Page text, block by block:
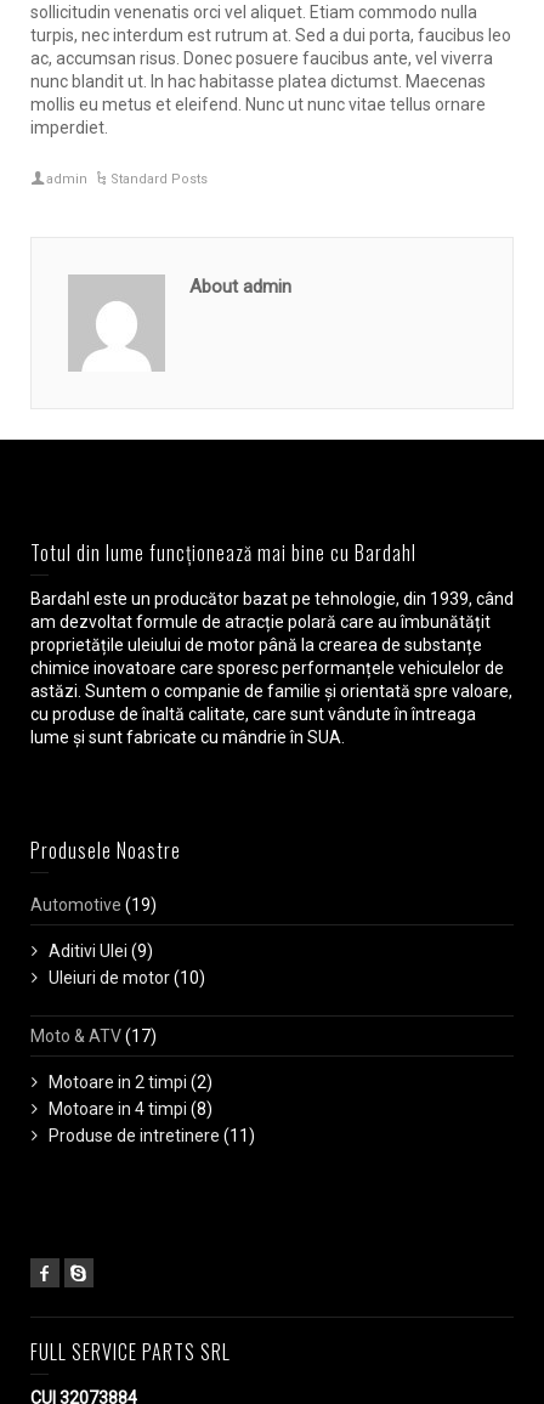
sollicitudin venenatis orci vel aliquet. Etiam commodo nulla
turpis, nec interdum est rutrum at. Sed a dui porta, faucibus leo
ac, accumsan risus. Donec posuere faucibus ante, vel viverra
nunc blandit ut. In hac habitasse platea dictumst. Maecenas
mollis eu metus et eleifend. Nunc ut nunc vitae tellus ornare
imperdiet.
admin Standard Posts
About admin
Totul din lume funcționează mai bine cu Bardahl
Bardahl este un producător bazat pe tehnologie, din 1939, când
am dezvoltat formule de atracție polară care au îmbunătățit
proprietățile uleiului de motor până la crearea de substanțe
chimice inovatoare care sporesc performanțele vehiculelor de
astăzi. Suntem o companie de familie și orientată spre valoare,
cu produse de înaltă calitate, care sunt vândute în întreaga
lume și sunt fabricate cu mândrie în SUA.
Produsele Noastre
Automotive (19)
Aditivi Ulei (9)
Uleiuri de motor(10)
Moto & ATV(17)
Motoare in 2 timpi (2)
Motoare in 4 timpi (8)
Produse de intretinere (11)
FULL SERVICE PARTS SRL
CUI 32073884